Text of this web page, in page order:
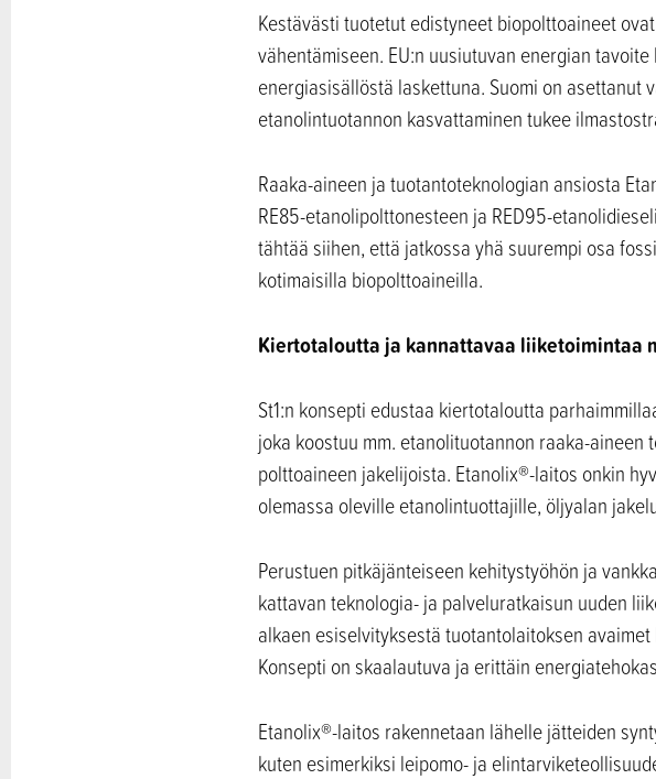
Kestävästi tuotetut edistyneet biopolttoaineet
vähentämiseen. EU:n uusiutuvan energian
energiasisällöstä laskettuna. Suomi on
etanolintuotannon kasvattaminen tukee
Raaka-aineen ja tuotantoteknologian ansiosta
RE85-etanolipolttonesteen ja RED95-
tähtää siihen, että jatkossa yhä suurempi osa
kotimaisilla biopolttoaineilla.
Kiertotaloutta ja kannattavaa liiketoimintaa
St1:n konsepti edustaa kiertotaloutta
joka koostuu mm. etanolituotannon raaka-
polttoaineen jakelijoista. Etanolix®-laitos onkin
olemassa oleville etanolintuottajille, öljyalan
Perustuen pitkäjänteiseen kehitystyöhön ja
kattavan teknologia- ja palveluratkaisun uuden
alkaen esiselvityksestä tuotantolaitoksen
Konsepti on skaalautuva ja erittäin
Etanolix®-laitos rakennetaan lähelle jätteiden
kuten esimerkiksi leipomo- ja